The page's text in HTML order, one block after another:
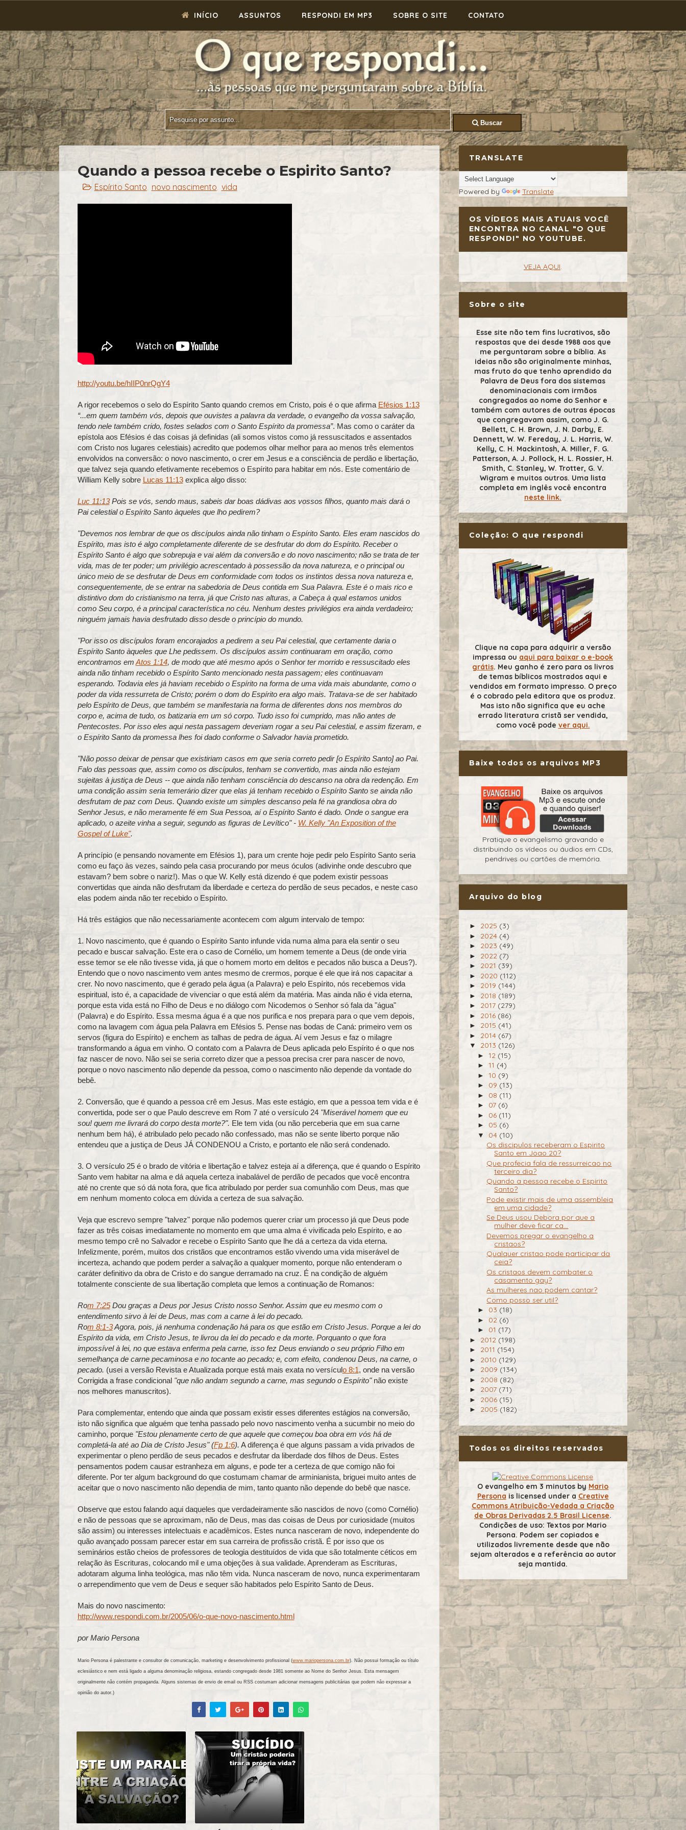
INÍCIO ASSUNTOS RESPONDI EM MP3 SOBRE O SITE CONTATO
Buscar
Quando a pessoa recebe o Espirito Santo?
Espírito Santo novo nascimento vida
http://youtu.be/hIIP0nrQgY4
A rigor recebemos o selo do Espírito Santo quando cremos em Cristo, pois é o que afirma Efésios 1:13
“...em quem também vós, depois que ouvistes a palavra da verdade, o evangelho da vossa salvação,
tendo nele também crido, fostes selados com o Santo Espírito da promessa”. Mas como o caráter da
epístola aos Efésios é das coisas já definidas (ali somos vistos como já ressuscitados e assentados
com Cristo nos lugares celestiais) acredito que podemos olhar melhor para ao menos três elementos
envolvidos na conversão: o novo nascimento, o crer em Jesus e a consciência de perdão e libertação,
que talvez seja quando efetivamente recebemos o Espírito para habitar em nós. Este comentário de
William Kelly sobre Lucas 11:13explica algo disso:
Luc 11:13Pois se vós, sendo maus, sabeis dar boas dádivas aos vossos filhos, quanto mais dará o
Pai celestial o Espírito Santo àqueles que lho pedirem?
"Devemos nos lembrar de que os discípulos ainda não tinham o Espírito Santo. Eles eram nascidos do
Espírito, mas isto é algo completamente diferente de se desfrutar do dom do Espírito. Receber o
Espírito Santo é algo que sobrepuja e vai além da conversão e do novo nascimento; não se trata de ter
vida, mas de ter poder; um privilégio acrescentado à possessão da nova natureza, e o principal ou
único meio de se desfrutar de Deus em conformidade com todos os instintos dessa nova natureza e,
consequentemente, de se entrar na sabedoria de Deus contida em Sua Palavra. Este é o mais rico e
distintivo dom do cristianismo na terra, já que Cristo nas alturas, a Cabeça à qual estamos unidos
como Seu corpo, é a principal característica no céu. Nenhum destes privilégios era ainda verdadeiro;
ninguém jamais havia desfrutado disso desde o princípio do mundo.
"Por isso os discípulos foram encorajados a pedirem a seu Pai celestial, que certamente daria o
Espírito Santo àqueles que Lhe pedissem. Os discípulos assim continuaram em oração, como
encontramos em Atos 1:14, de modo que até mesmo após o Senhor ter morrido e ressuscitado eles
ainda não tinham recebido o Espírito Santo mencionado nesta passagem; eles continuavam
esperando. Todavia eles já haviam recebido o Espírito na forma de uma vida mais abundante, como o
poder da vida ressurreta de Cristo; porém o dom do Espírito era algo mais. Tratava-se de ser habitado
pelo Espírito de Deus, que também se manifestaria na forma de diferentes dons nos membros do
corpo e, acima de tudo, os batizaria em um só corpo. Tudo isso foi cumprido, mas não antes de
Pentecostes. Por isso eles aqui nesta passagem deveriam rogar a seu Pai celestial, e assim fizeram, e
o Espírito Santo da promessa lhes foi dado conforme o Salvador havia prometido.
"Não posso deixar de pensar que existiriam casos em que seria correto pedir [o Espírito Santo] ao Pai.
Falo das pessoas que, assim como os discípulos, tenham se convertido, mas ainda não estejam
sujeitas à justiça de Deus -- que ainda não tenham consciência do descanso na obra da redenção. Em
uma condição assim seria temerário dizer que elas já tenham recebido o Espírito Santo se ainda não
desfrutam de paz com Deus. Quando existe um simples descanso pela fé na grandiosa obra do
Senhor Jesus, e não meramente fé em Sua Pessoa, aí o Espírito Santo é dado. Onde o sangue era
aplicado, o azeite vinha a seguir, segundo as figuras de Levítico" - W. Kelly "An Exposition of the
Gospel of Luke".
A princípio (e pensando novamente em Efésios 1), para um crente hoje pedir pelo Espírito Santo seria
como eu faço às vezes, saindo pela casa procurando por meus óculos (adivinhe onde descubro que
estavam? bem sobre o nariz!). Mas o que W. Kelly está dizendo é que podem existir pessoas
convertidas que ainda não desfrutam da liberdade e certeza do perdão de seus pecados, e neste caso
elas podem ainda não ter recebido o Espírito.
Há três estágios que não necessariamente acontecem com algum intervalo de tempo:
1. Novo nascimento, que é quando o Espírito Santo infunde vida numa alma para ela sentir o seu
pecado e buscar salvação. Este era o caso de Cornélio, um homem temente a Deus (de onde viria
esse temor se ele não tivesse vida, já que o homem morto em delitos e pecados não busca a Deus?).
Entendo que o novo nascimento vem antes mesmo de crermos, porque é ele que irá nos capacitar a
crer. No novo nascimento, que é gerado pela água (a Palavra) e pelo Espírito, nós recebemos vida
espiritual, isto é, a capacidade de vivenciar o que está além da matéria. Mas ainda não é vida eterna,
porque esta vida está no Filho de Deus e no diálogo com Nicodemos o Senhor só fala da "água"
(Palavra) e do Espírito. Essa mesma água é a que nos purifica e nos prepara para o que vem depois,
como na lavagem com água pela Palavra em Efésios 5. Pense nas bodas de Caná: primeiro vem os
servos (figura do Espírito) e enchem as talhas de pedra de água. Aí vem Jesus e faz o milagre
transformando a água em vinho. O contato com a Palavra de Deus aplicada pelo Espírito é o que nos
faz nascer de novo. Não sei se seria correto dizer que a pessoa precisa crer para nascer de novo,
porque o novo nascimento não depende da pessoa, como o nascimento não depende da vontade do
bebê.
2. Conversão, que é quando a pessoa crê em Jesus. Mas este estágio, em que a pessoa tem vida e é
convertida, pode ser o que Paulo descreve em Rom 7 até o versículo 24 "Miserável homem que eu
sou! quem me livrará do corpo desta morte?". Ele tem vida (ou não perceberia que em sua carne
nenhum bem há), é atribulado pelo pecado não confessado, mas não se sente liberto porque não
entendeu que a justiça de Deus JÁ CONDENOU a Cristo, e portanto ele não será condenado.
3. O versículo 25 é o brado de vitória e libertação e talvez esteja aí a diferença, que é quando o Espírito
Santo vem habitar na alma e dá aquela certeza inabalável de perdão de pecados que você encontra
até no crente que só dá nota fora, que fica atribulado por perder sua comunhão com Deus, mas que
em nenhum momento coloca em dúvida a certeza de sua salvação.
Veja que escrevo sempre "talvez" porque não podemos querer criar um processo já que Deus pode
fazer as três coisas imediatamente no momento em que uma alma é vivificada pelo Espírito, e ao
mesmo tempo crê no Salvador e recebe o Espírito Santo que lhe dá a certeza da vida eterna.
Infelizmente, porém, muitos dos cristãos que encontramos estão vivendo uma vida miserável de
incerteza, achando que podem perder a salvação a qualquer momento, porque não entenderam o
caráter definitivo da obra de Cristo e do sangue derramado na cruz. É na condição de alguém
totalmente consciente de sua libertação completa que lemos a continuação de Romanos:
Rom 7:25Dou graças a Deus por Jesus Cristo nosso Senhor. Assim que eu mesmo com o
entendimento sirvo à lei de Deus, mas com a carne à lei do pecado.
Rom 8:1-3Agora, pois, já nenhuma condenação há para os que estão em Cristo Jesus. Porque a lei do
Espírito da vida, em Cristo Jesus, te livrou da lei do pecado e da morte. Porquanto o que fora
impossível à lei, no que estava enferma pela carne, isso fez Deus enviando o seu próprio Filho em
semelhança de carne pecaminosa e no tocante ao pecado; e, com efeito, condenou Deus, na carne, o
pecado. (usei a versão Revista e Atualizada porque está mais exata no versículo 8:1, onde na versão
Corrigida a frase condicional"que não andam segundo a carne, mas segundo o Espírito"não existe
nos melhores manuscritos).
Para complementar, entendo que ainda que possam existir esses diferentes estágios na conversão,
isto não significa que alguém que tenha passado pelo novo nascimento venha a sucumbir no meio do
caminho, porque "Estou plenamente certo de que aquele que começou boa obra em vós há de
completá-la até ao Dia de Cristo Jesus" (Fp 1:6). A diferença é que alguns passam a vida privados de
experimentar o pleno perdão de seus pecados e desfrutar da liberdade dos filhos de Deus. Estes
pensamentos podem causar estranheza em alguns, e pode ter a certeza de que comigo não foi
diferente. Por ter algum background do que costumam chamar de arminianista, briguei muito antes de
aceitar que o novo nascimento não dependia de mim, tanto quanto não depende do bebê que nasce.
Observe que estou falando aqui daqueles que verdadeiramente são nascidos de novo (como Cornélio)
e não de pessoas que se aproximam, não de Deus, mas das coisas de Deus por curiosidade (muitos
são assim) ou interesses intelectuais e acadêmicos. Estes nunca nasceram de novo, independente do
quão avançado possam parecer estar em sua carreira de profissão cristã. É por isso que os
seminários estão cheios de professores de teologia destituídos de vida que são totalmente céticos em
relação às Escrituras, colocando mil e uma objeções à sua validade. Aprenderam as Escrituras,
adotaram alguma linha teológica, mas não têm vida. Nunca nasceram de novo, nunca experimentaram
o arrependimento que vem de Deus e sequer são habitados pelo Espírito Santo de Deus.
Mais do novo nascimento:
http://www.respondi.com.br/2005/06/o-que-novo-nascimento.html
por Mario Persona
Mario Persona é palestrante e consultor de comunicação, marketing e desenvolvimento profissional (www.mariopersona.com.br). Não possui formação ou título
eclesiástico e nem está ligado a alguma denominação religiosa, estando congregado desde 1981 somente ao Nome do Senhor Jesus. Esta mensagem
originalmente não contém propaganda. Alguns sistemas de envio de email ou RSS costumam adicionar mensagens publicitárias que podem não expressar a
opinião do autor.)
TRANSLATE
Powered by Translate
OS VÍDEOS MAIS ATUAIS VOCÊ
ENCONTRA NO CANAL "O QUE
RESPONDI" NO YOUTUBE.
VEJA AQUI.
Sobre o site
Esse site não tem fins lucrativos, são
respostas que dei desde 1988 aos que
me perguntaram sobre a bíblia. As
ideias não são originalmente minhas,
mas fruto do que tenho aprendido da
Palavra de Deus fora dos sistemas
denominacionais com irmãos
congregados ao nome do Senhor e
também com autores de outras épocas
que congregavam assim, como J. G.
Bellett, C. H. Brown, J. N. Darby, E.
Dennett, W. W. Fereday, J. L. Harris, W.
Kelly, C. H. Mackintosh, A. Miller, F. G.
Patterson, A. J. Pollock, H. L. Rossier, H.
Smith, C. Stanley, W. Trotter, G. V.
Wigram e muitos outros. Uma lista
completa em inglês você encontra
neste link.
Coleção: O que respondi
Clique na capa para adquirir a versão
impressa ou aqui para baixar o e-book
grátis. Meu ganho é zero para os livros
de temas bíblicos mostrados aqui e
vendidos em formato impresso. O preço
é o cobrado pela editora que os produz.
Mas isto não significa que eu ache
errado literatura cristã ser vendida,
como você pode ver aqui.
Baixe todos os arquivos MP3
Pratique o evangelismo gravando e
distribuindo os vídeos ou áudios em CDs,
pendrives ou cartões de memória.
Arquivo do blog
► 2025 (3)
► 2024 (4)
► 2023 (49)
► 2022 (7)
► 2021 (39)
► 2020 (112)
► 2019 (144)
► 2018 (189)
► 2017 (279)
► 2016 (86)
► 2015 (41)
► 2014 (67)
▼ 2013 (126)
►12 (15)
►11 (4)
►10 (9)
► 09 (13)
► 08 (11)
► 07 (6)
► 06 (11)
► 05 (6)
▼ 04 (10)
Os discipulos receberam o Espirito
Santo em Joao 20?
Que profecia fala de ressurreicao no
terceiro dia?
Quando a pessoa recebe o Espirito
Santo?
Pode existir mais de uma assembleia
em uma cidade?
Se Deus usou Debora por que a
mulher deve ficar ca...
Devemos pregar o evangelho a
cristaos?
Qualquer cristao pode participar da
ceia?
Os cristaos devem combater o
casamento gay?
As mulheres nao podem cantar?
Como posso ser util?
► 03 (18)
► 02 (6)
► 01 (17)
► 2012 (198)
► 2011 (154)
► 2010 (129)
► 2009 (134)
► 2008 (82)
► 2007 (71)
► 2006 (15)
► 2005 (182)
Todos os direitos reservados
O evangelho em 3 minutos by Mario
Persona is licensed under a Creative
Commons Atribuição-Vedada a Criação
de Obras Derivadas 2.5 Brasil License.
Condições de uso: Textos por Mario
Persona. Podem ser copiados e
utilizados livremente desde que não
sejam alterados e a referência ao autor
seja mantida.